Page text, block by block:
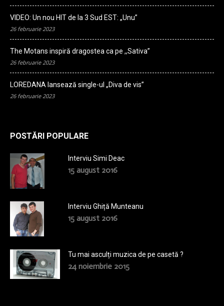
VIDEO: Un nou HIT de la 3 Sud EST: „Unu”
26 februarie 2023
The Motans inspiră dragostea ca pe ,,Sativa”
26 februarie 2023
LOREDANA lansează single-ul „Diva de vis”
26 februarie 2023
POSTĂRI POPULARE
Interviu Simi Deac
15 august 2016
Interviu Ghiță Munteanu
15 august 2016
Tu mai asculți muzica de pe casetă ?
24 noiembrie 2015